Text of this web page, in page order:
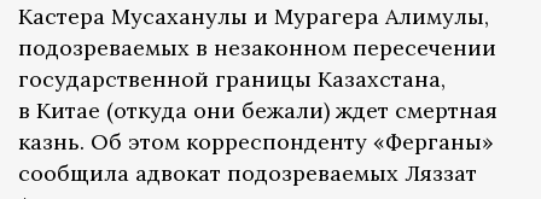
Кастера Мусаханулы и Мурагера Алимулы,
подозреваемых в незаконном пересечении
государственной границы Казахстана,
в Китае (откуда они бежали) ждет смертная
казнь. Об этом корреспонденту «Ферганы»
сообщила адвокат подозреваемых Ляззат